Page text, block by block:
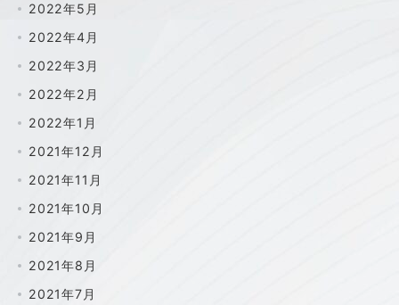
2022年5月
2022年4月
2022年3月
2022年2月
2022年1月
2021年12月
2021年11月
2021年10月
2021年9月
2021年8月
2021年7月